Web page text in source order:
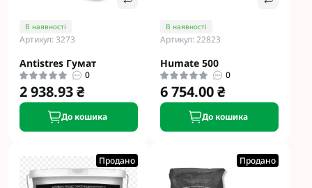
В наявності
Артикул: 3273
Antistres Гумат
0
2 938.93 ₴
До кошика
В наявності
Артикул: 22823
Humate 500
0
6 754.00 ₴
До кошика
Продано Продано